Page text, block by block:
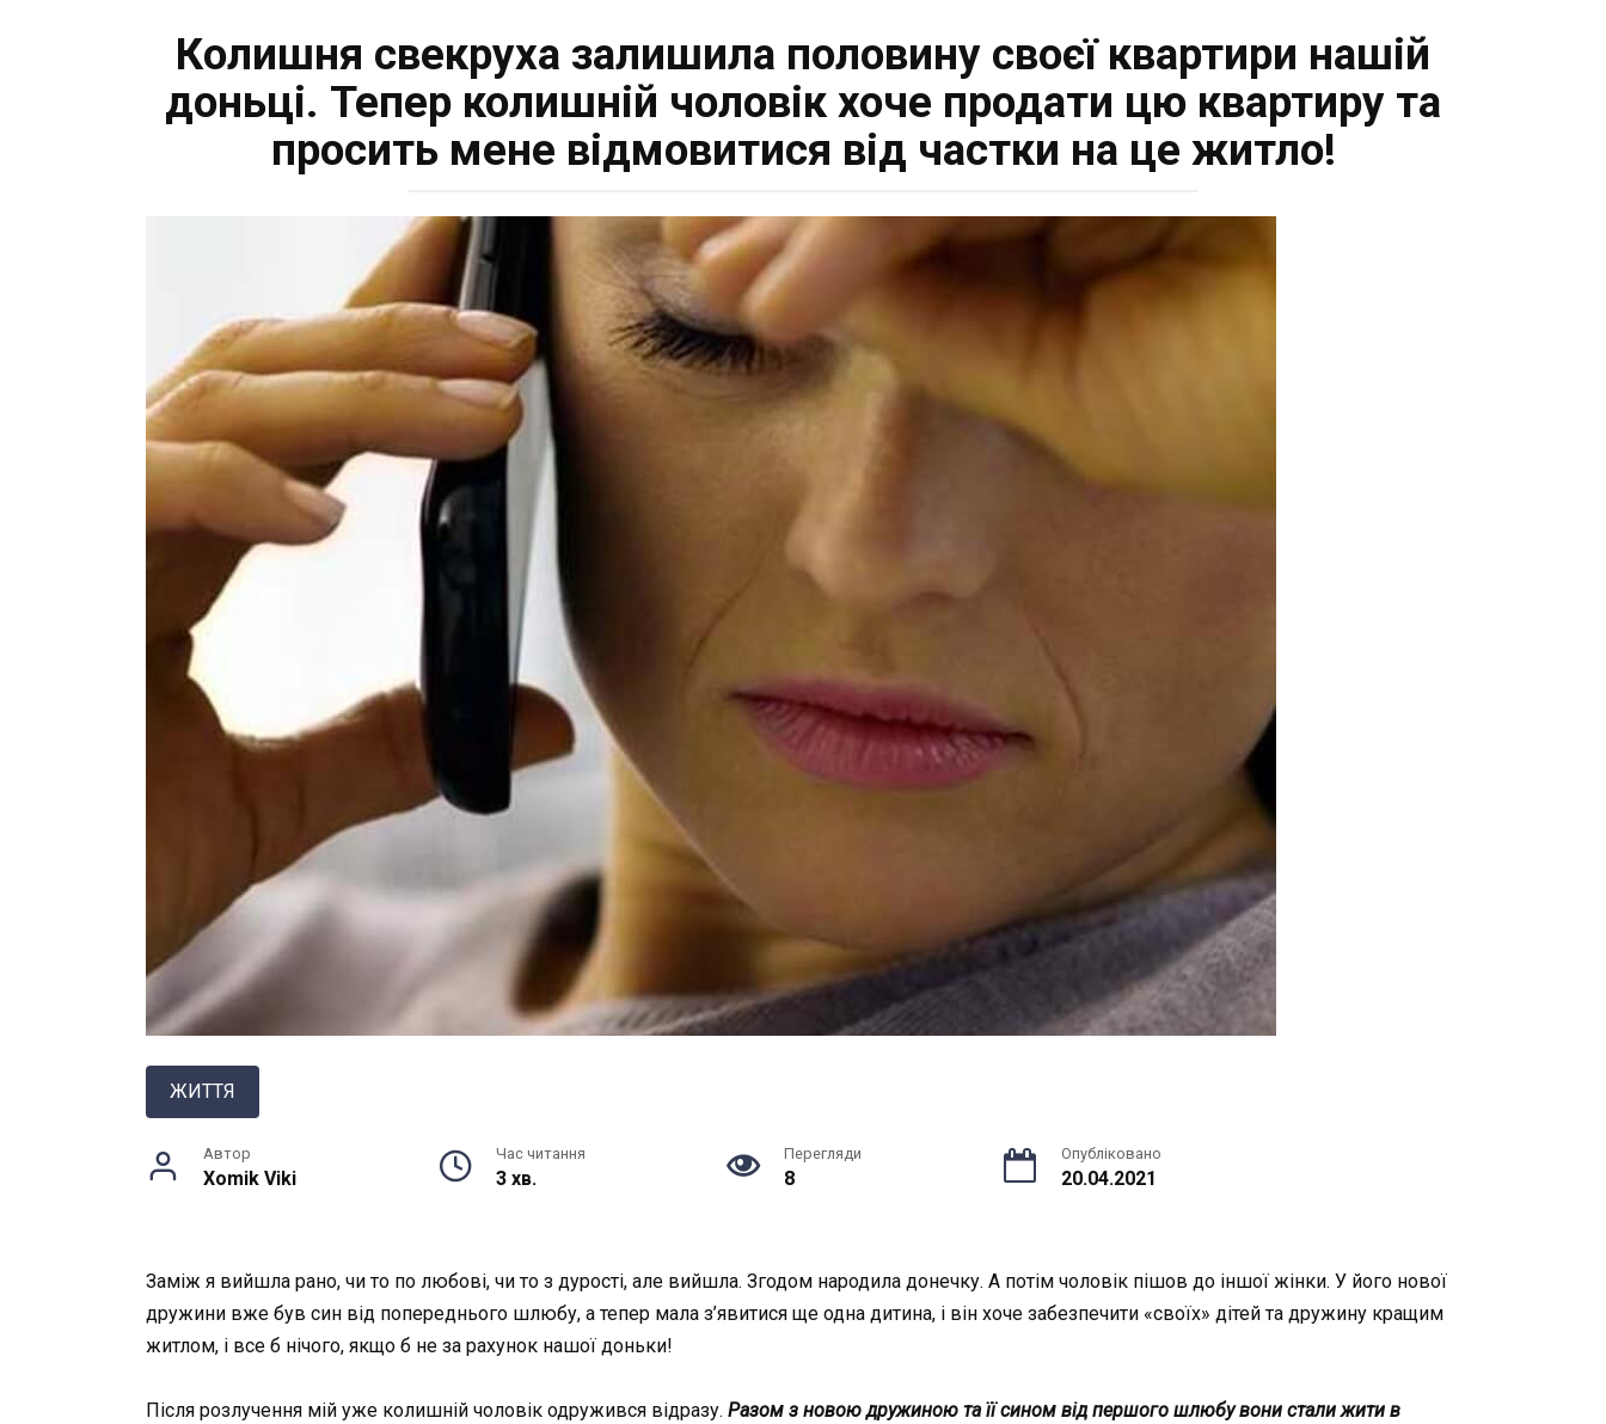
Колишня свекруха залишила половину своєї квартири нашій
доньці. Тепер колишній чоловік хоче продати цю квартиру та
просить мене відмовитися від частки на це житло!
ЖИТТЯ
Автор
Xomik Viki
Час читання
3 хв.
Перегляди
8
Опубліковано
20.04.2021
Заміж я вийшла рано, чи то по любові, чи то з дурості, але вийшла. Згодом народила донечку. А потім чоловік пішов до іншої жінки. У його нової
дружини вже був син від попереднього шлюбу, а тепер мала з’явитися ще одна дитина, і він хоче забезпечити «своїх» дітей та дружину кращим
житлом, і все б нічого, якщо б не за рахунок нашої доньки!
Після розлучення мій уже колишній чоловік одружився відразу. Разом з новою дружиною та її сином від першого шлюбу вони стали жити в